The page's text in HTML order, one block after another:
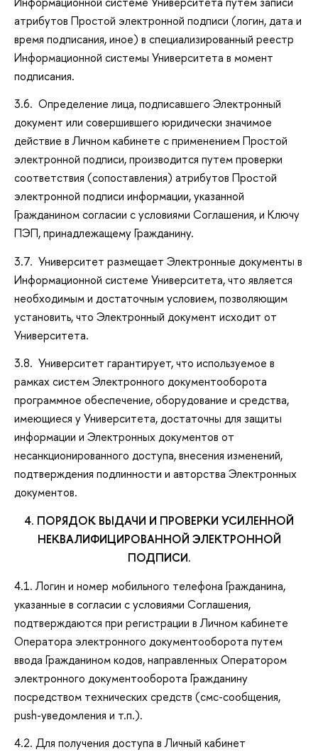
атрибутов Простой электронной подписи (логин, дата и
время подписания, иное) в специализированный реестр
Информационной системы Университета в момент
подписания.
3.6. Определение лица, подписавшего Электронный
документ или совершившего юридически значимое
действие в Личном кабинете с применением Простой
электронной подписи, производится путем проверки
соответствия (сопоставления) атрибутов Простой
электронной подписи информации, указанной
Гражданином согласии с условиями Соглашения, и Ключу
ПЭП, принадлежащему Гражданину.
3.7. Университет размещает Электронные документы в
Информационной системе Университета, что является
необходимым и достаточным условием, позволяющим
установить, что Электронный документ исходит от
Университета.
3.8. Университет гарантирует, что используемое в
рамках систем Электронного документооборота
программное обеспечение, оборудование и средства,
имеющиеся у Университета, достаточны для защиты
информации и Электронных документов от
несанкционированного доступа, внесения изменений,
подтверждения подлинности и авторства Электронных
документов.
4. ПОРЯДОК ВЫДАЧИ И ПРОВЕРКИ УСИЛЕННОЙ
НЕКВАЛИФИЦИРОВАННОЙ ЭЛЕКТРОННОЙ
ПОДПИСИ.
4.1. Логин и номер мобильного телефона Гражданина,
указанные в согласии с условиями Соглашения,
подтверждаются при регистрации в Личном кабинете
Оператора электронного документооборота путем
ввода Гражданином кодов, направленных Оператором
электронного документооборота Гражданину
посредством технических средств (смс-сообщения,
push-уведомления и т.п.).
4.2. Для получения доступа в Личный кабинет